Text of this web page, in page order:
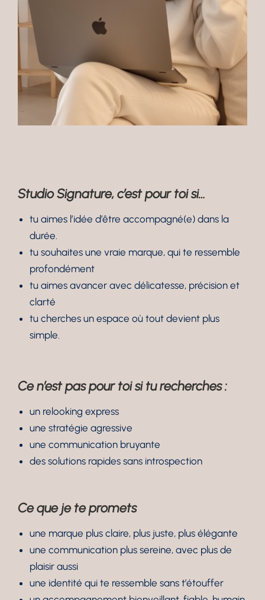
Studio Signature, c’est pour toi si…
tu aimes l’idée d’être accompagné(e) dans la
durée.
tu souhaites une vraie marque, qui te ressemble
profondément
tu aimes avancer avec délicatesse, précision et
clarté
tu cherches un espace où tout devient plus
simple.
Ce n’est pas pour toi si tu recherches :
un relooking express
une stratégie agressive
une communication bruyante
des solutions rapides sans introspection
Ce que je te promets
une marque plus claire, plus juste, plus élégante
une communication plus sereine, avec plus de
plaisir aussi
une identité qui te ressemble sans t’étouffer